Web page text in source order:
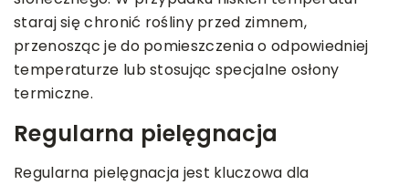
staraj się chronić rośliny przed zimnem,
przenosząc je do pomieszczenia o odpowiedniej
temperaturze lub stosując specjalne osłony
termiczne.
Regularna pielęgnacja
Regularna pielęgnacja jest kluczowa dla